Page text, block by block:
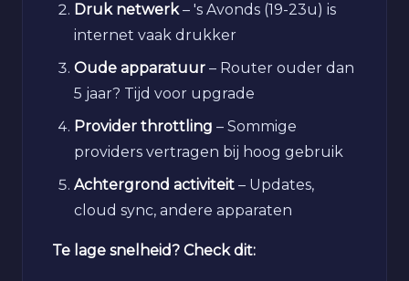
Druk netwerk– 's Avonds (19-23u) is
internet vaak drukker
Oude apparatuur – Router ouder dan
5 jaar? Tijd voor upgrade
Provider throttling – Sommige
providers vertragen bij hoog gebruik
Achtergrond activiteit – Updates,
cloud sync, andere apparaten
Te lage snelheid? Check dit: